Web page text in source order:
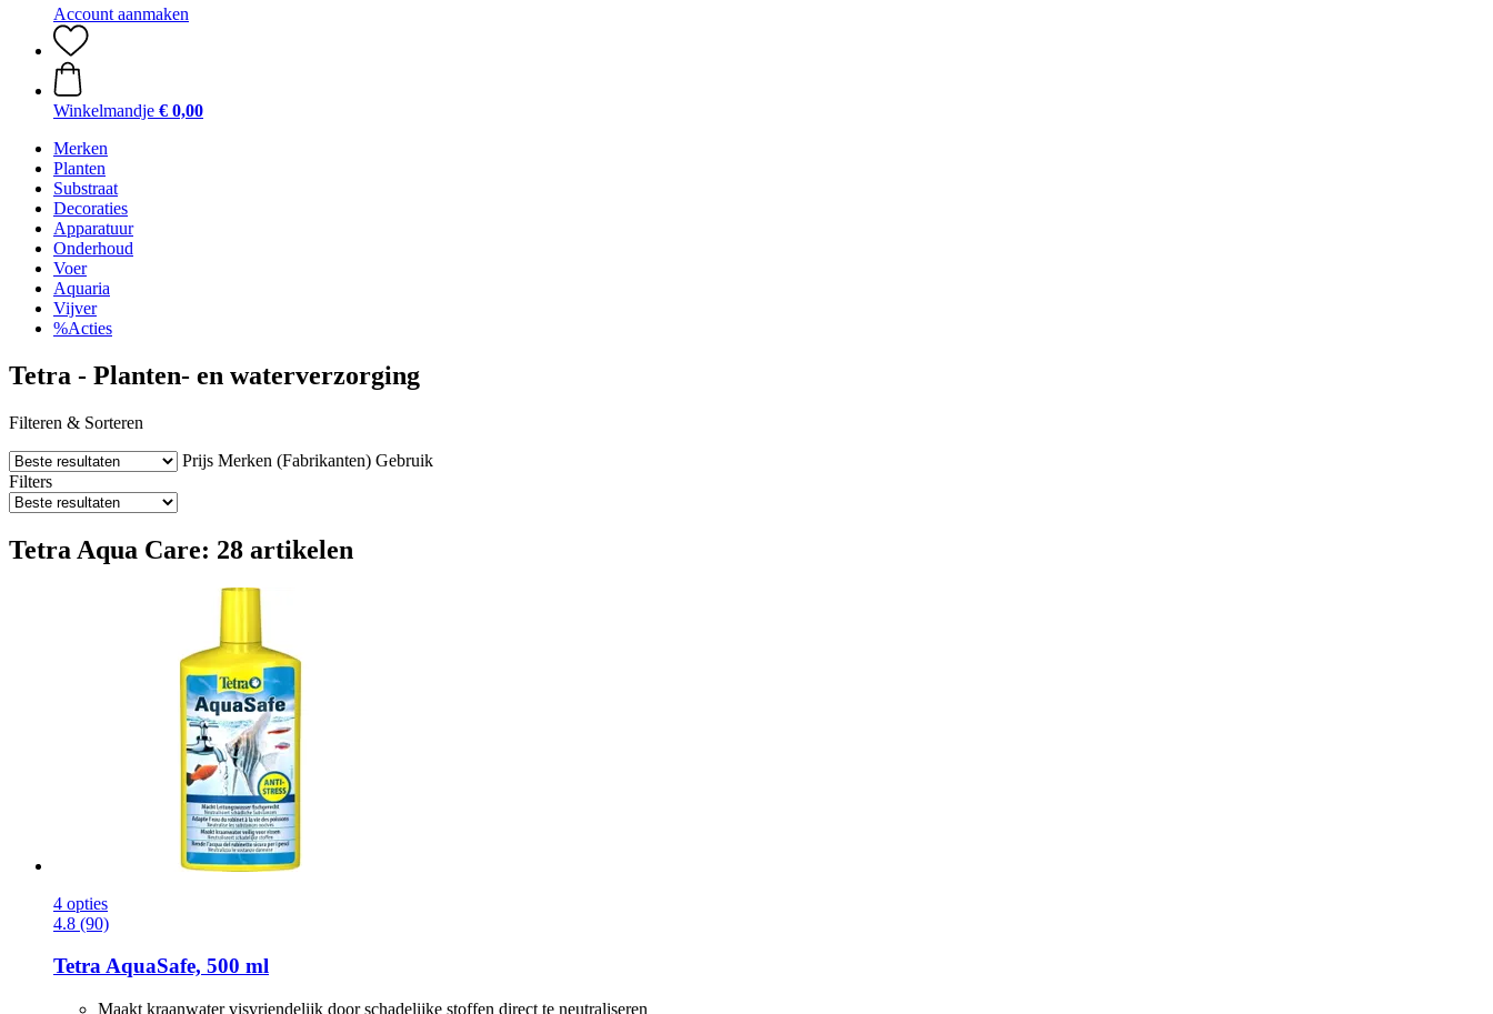
Account aanmaken
Winkelmandje € 0,00
Merken
Planten
Substraat
Decoraties
Apparatuur
Onderhoud
Voer
Aquaria
Vijver
%Acties
Tetra - Planten- en waterverzorging
Filteren & Sorteren
Prijs Merken (Fabrikanten) Gebruik
Filters
Tetra Aqua Care: 28 artikelen
4 opties
4.8 (90)
TetraAquaSafe, 500 ml
Maakt kraanwater visvriendelijk door schadelijke stoffen direct te neutraliseren